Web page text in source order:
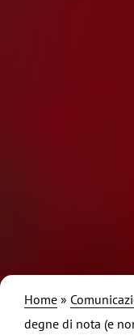
Home »
degne di nota (e